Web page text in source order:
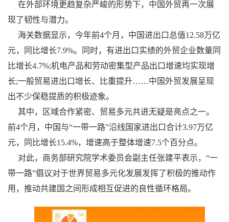
在外部环境更趋复杂严峻的形势下，中国外贸再一次展
现了韧性与潜力。
海关数据显示，今年前4个月，中国进出口总值12.58万亿
元，同比增长7.9%。同时，有进出口实绩的外贸企业数量同
比增长4.7%;机电产品和劳动密集型产品出口增速均实现增
长;一般贸易进出口增长、比重提升……中国外贸发展呈现
出不少保稳提质的积极迹象。
其中，区域合作紧密、贸易多元共进无疑是亮点之一。
前4个月，中国与“一带一路”沿线国家进出口合计3.97万亿
元，同比增长15.4%，增速高于整体增速7.5个百分点。
对此，商务部研究院学术委员会副主任张建平表示，“一
带一路”倡议对于世界贸易多元化发展发挥了积极的推动作
用，推动共建国之间形成相互促进的良性循环格局。